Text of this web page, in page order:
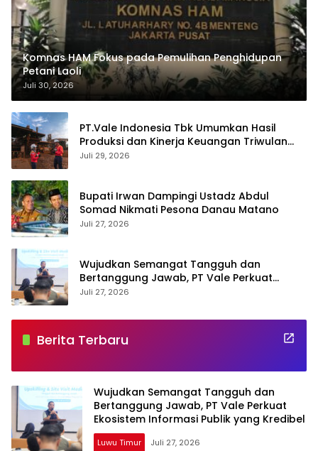
Komnas HAM Fokus pada Pemulihan Penghidupan
Petani Laoli
Juli 30, 2026
PT.Vale Indonesia Tbk Umumkan Hasil
Produksi dan Kinerja Keuangan Triwulan
Dua Tahun 2026
Juli 29, 2026
Bupati Irwan Dampingi Ustadz Abdul
Somad Nikmati Pesona Danau Matano
Juli 27, 2026
Wujudkan Semangat Tangguh dan
Bertanggung Jawab, PT Vale Perkuat
Ekosistem Informasi Publik yang Kredibel
Juli 27, 2026
Berita Terbaru
Wujudkan Semangat Tangguh dan
Bertanggung Jawab, PT Vale Perkuat
Ekosistem Informasi Publik yang Kredibel
Luwu Timur Juli 27, 2026